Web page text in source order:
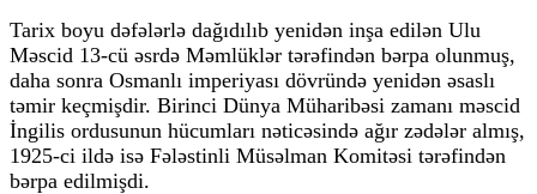
Tarix boyu dəfələrlə dağıdılıb yenidən inşa edilən Ulu
Məscid 13-cü əsrdə Məmlüklər tərəfindən bərpa olunmuş,
daha sonra Osmanlı imperiyası dövründə yenidən əsaslı
təmir keçmişdir. Birinci Dünya Müharibəsi zamanı məscid
İngilis ordusunun hücumları nəticəsində ağır zədələr almış,
1925-ci ildə isə Fələstinli Müsəlman Komitəsi tərəfindən
bərpa edilmişdi.